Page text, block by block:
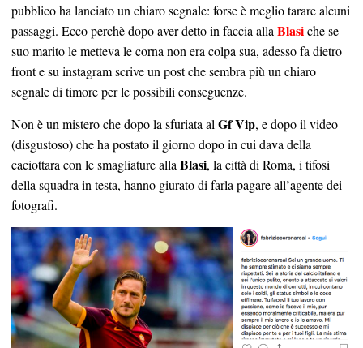
pubblico ha lanciato un chiaro segnale: forse è meglio tarare alcuni
passaggi. Ecco perchè dopo aver detto in faccia alla Blasiche se
suo marito le metteva le corna non era colpa sua, adesso fa dietro
front e su instagram scrive un post che sembra più un chiaro
segnale di timore per le possibili conseguenze.
Non è un mistero che dopo la sfuriata al Gf Vip, e dopo il video
(disgustoso) che ha postato il giorno dopo in cui dava della
caciottara con le smagliature alla Blasi, la città di Roma, i tifosi
della squadra in testa, hanno giurato di farla pagare all’agente dei
fotografi.